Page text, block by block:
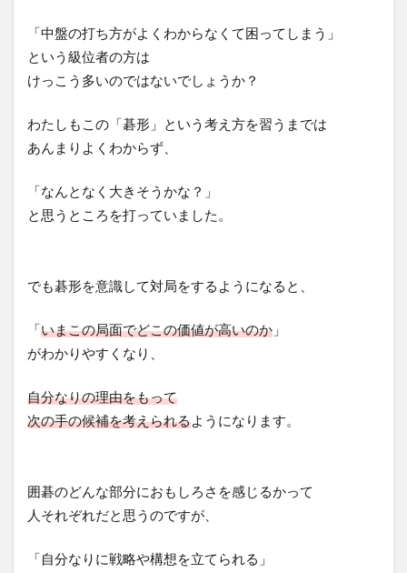
「中盤の打ち方がよくわからなくて困ってしまう」
という級位者の方は
けっこう多いのではないでしょうか？
わたしもこの「碁形」という考え方を習うまでは
あんまりよくわからず、
「なんとなく大きそうかな？」
と思うところを打っていました。
でも碁形を意識して対局をするようになると、
「いまこの局面でどこの価値が高いのか 」
がわかりやすくなり、
自分なりの理由をもって
次の手の候補を考えられるようになります。
囲碁のどんな部分におもしろさを感じるかって
人それぞれだと思うのですが、
「自分なりに戦略や構想を立てられる」